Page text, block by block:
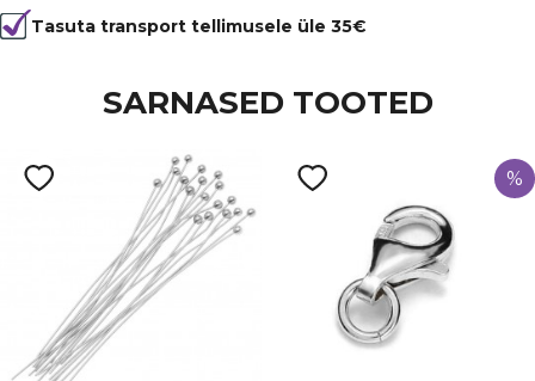
Materjal
metall
Tasuta transport tellimusele üle 35€
SARNASED TOOTED
%